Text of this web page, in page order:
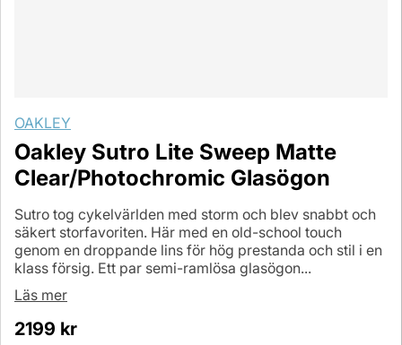
OAKLEY
Oakley Sutro Lite Sweep Matte
Clear/Photochromic Glasögon
Sutro tog cykelvärlden med storm och blev snabbt och
säkert storfavoriten. Här med en old-school touch
genom en droppande lins för hög prestanda och stil i en
klass försig. Ett par semi-ramlösa glasögon...
Läs mer
2199 kr